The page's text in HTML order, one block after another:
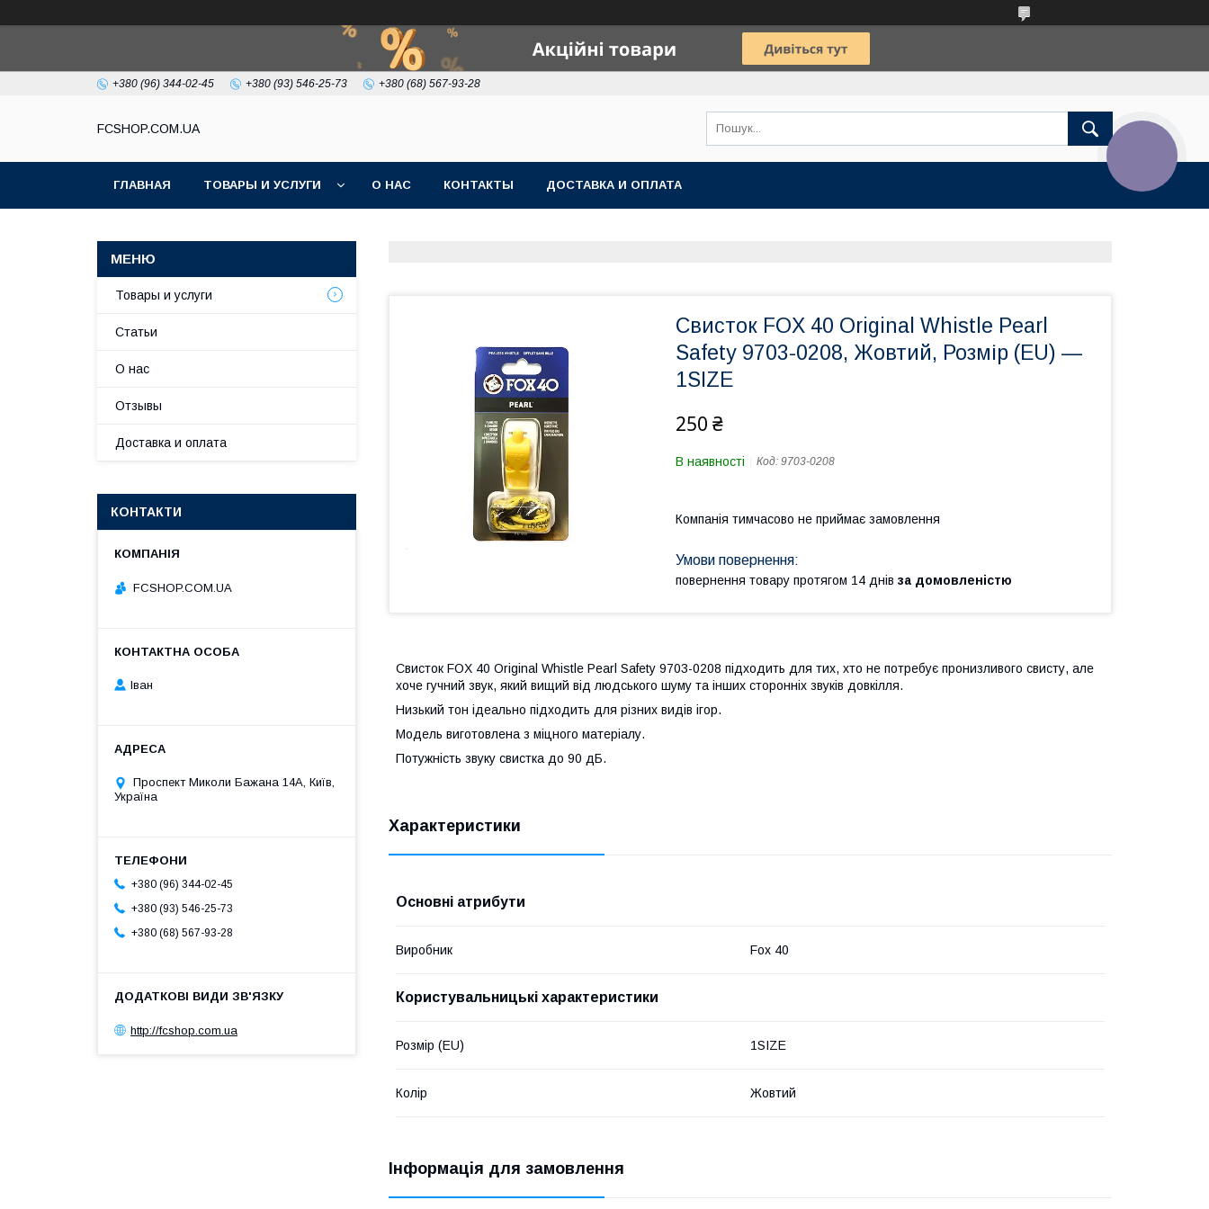
+380 (96) 344-02-45 +380 (93) 546-25-73 +380 (68) 567-93-28
FCSHOP.COM.UA
ГЛАВНАЯ ТОВАРЫ И УСЛУГИ О НАС КОНТАКТЫ ДОСТАВКА И ОПЛАТА
Свисток FOX 40 Original Whistle Pearl
Safety 9703-0208, Жовтий, Розмір (EU) —
1SIZE
250 ₴
В наявності Код: 9703-0208
Компанія тимчасово не приймає замовлення
повернення товару протягом 14 днів за домовленістю
Свисток FOX 40 Original Whistle Pearl Safety 9703-0208 підходить для тих, хто не потребує пронизливого свисту, але
хоче гучний звук, який вищий від людського шуму та інших сторонніх звуків довкілля.
Низький тон ідеально підходить для різних видів ігор.
Модель виготовлена з міцного матеріалу.
Потужність звуку свистка до 90 дБ.
Характеристики
Основні атрибути
Виробник Fox 40
Користувальницькі характеристики
Розмір (EU) 1SIZE
Колір Жовтий
Інформація для замовлення
Товары и услуги
Статьи
О нас
Отзывы
Доставка и оплата
КОНТАКТИ
FCSHOP.COM.UA
Іван
Проспект Миколи Бажана 14А, Київ,
Україна
+380 (96) 344-02-45
+380 (93) 546-25-73
+380 (68) 567-93-28
http://fcshop.com.ua